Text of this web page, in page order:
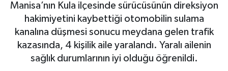
Manisa’nın Kula ilçesinde sürücüsünün direksiyon
hakimiyetini kaybettiği otomobilin sulama
kanalına düşmesi sonucu meydana gelen trafik
kazasında, 4 kişilik aile yaralandı. Yaralı ailenin
sağlık durumlarının iyi olduğu öğrenildi.
Haber Arşivi